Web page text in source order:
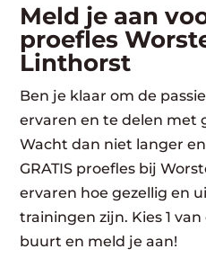
Meld je aan
proefles
Linthorst
Ben je klaar om de
ervaren en te delen met
Wacht dan niet langer
GRATIS proefles bij
ervaren hoe gezellig en
trainingen zijn. Kies 1
buurt en meld je aan!